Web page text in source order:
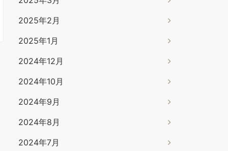
2025年2月
2025年1月
2024年12月
2024年10月
2024年9月
2024年8月
2024年7月